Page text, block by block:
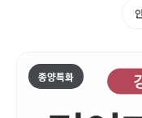
종양특화